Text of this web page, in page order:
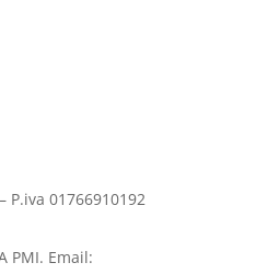
01766910192
PMI. Email: